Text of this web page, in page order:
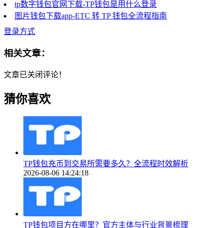
tp数字钱包官网下载-TP钱包是用什么登录
图片钱包下载app-ETC 转 TP 钱包全流程指南
登录方式
相关文章：
文章已关闭评论！
猜你喜欢
TP钱包充币到交易所需要多久？全流程时效解析
2026-08-06 14:24:18
TP钱包项目方在哪里？官方主体与行业背景梳理